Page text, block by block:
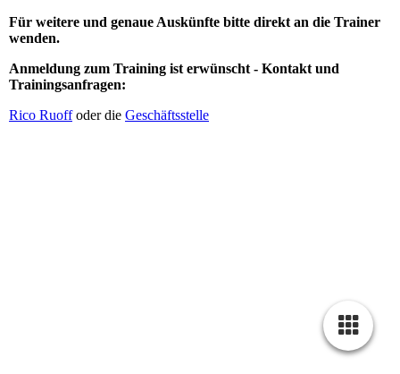
Für weitere und genaue Auskünfte bitte direkt an die Trainer
wenden.
Anmeldung zum Training ist erwünscht - Kontakt und
Trainingsanfragen:
Rico Ruoffoder die Geschäftsstelle